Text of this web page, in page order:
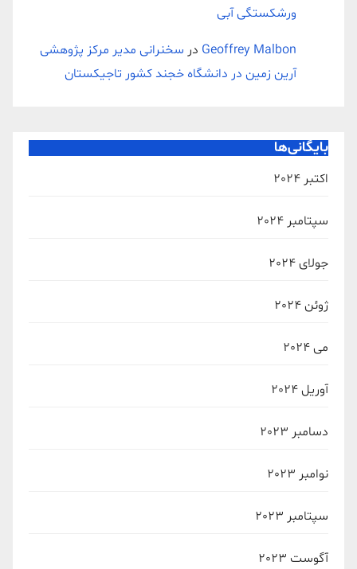
ورشکستگی آبی
Geoffrey Malbon در سخنرانی مدیر مرکز پژوهشی
آرین زمین در دانشگاه خجند کشور تاجیکستان
بایگانی‌ها
اکتبر 2024
سپتامبر 2024
جولای 2024
ژوئن 2024
می 2024
آوریل 2024
دسامبر 2023
نوامبر 2023
سپتامبر 2023
آگوست 2023